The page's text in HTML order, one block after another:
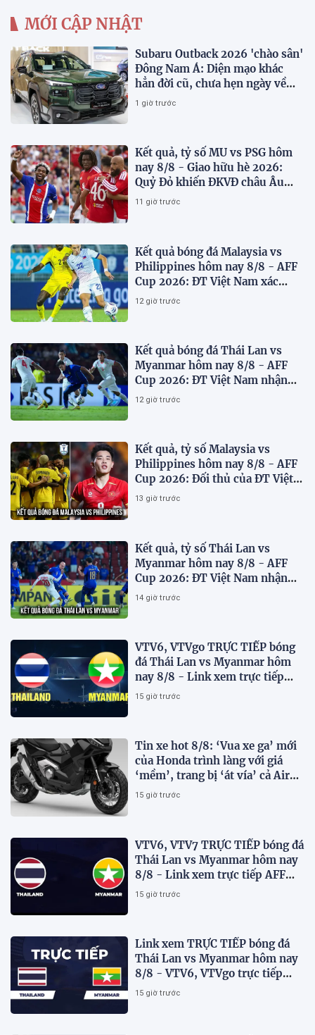
MỚI CẬP NHẬT
Subaru Outback 2026 'chào sân'
Đông Nam Á: Diện mạo khác
hẳn đời cũ, chưa hẹn ngày về
Việt Nam
1 giờ trước
Kết quả, tỷ số MU vs PSG hôm
nay 8/8 - Giao hữu hè 2026:
Quỷ Đỏ khiến ĐKVĐ châu Âu
toát mồ hôi
11 giờ trước
Kết quả bóng đá Malaysia vs
Philippines hôm nay 8/8 - AFF
Cup 2026: ĐT Việt Nam xác
định đối thủ
12 giờ trước
Kết quả bóng đá Thái Lan vs
Myanmar hôm nay 8/8 - AFF
Cup 2026: ĐT Việt Nam nhận
'chiến thư'
12 giờ trước
Kết quả, tỷ số Malaysia vs
Philippines hôm nay 8/8 - AFF
Cup 2026: Đối thủ của ĐT Việt
Nam lộ diện
13 giờ trước
Kết quả, tỷ số Thái Lan vs
Myanmar hôm nay 8/8 - AFF
Cup 2026: ĐT Việt Nam nhận
tin vui
14 giờ trước
VTV6, VTVgo TRỰC TIẾP bóng
đá Thái Lan vs Myanmar hôm
nay 8/8 - Link xem trực tiếp
AFF Cup 2026 mới nhất
15 giờ trước
Tin xe hot 8/8: ‘Vua xe ga’ mới
của Honda trình làng với giá
‘mềm’, trang bị ‘át vía’ cả Air
Blade và SH
15 giờ trước
VTV6, VTV7 TRỰC TIẾP bóng đá
Thái Lan vs Myanmar hôm nay
8/8 - Link xem trực tiếp AFF
Cup 2026 mới nhất
15 giờ trước
Link xem TRỰC TIẾP bóng đá
Thái Lan vs Myanmar hôm nay
8/8 - VTV6, VTVgo trực tiếp
AFF Cup 2026
15 giờ trước